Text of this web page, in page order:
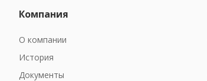
Компания
О компании
История
Документы